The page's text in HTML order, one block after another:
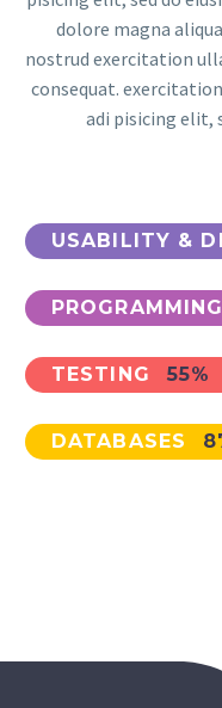
dolore magna
nostrud exercitation
consequat.
adi pisicing elit,
USABILITY &
PROGRAMMING
TESTING 55%
DATABASES